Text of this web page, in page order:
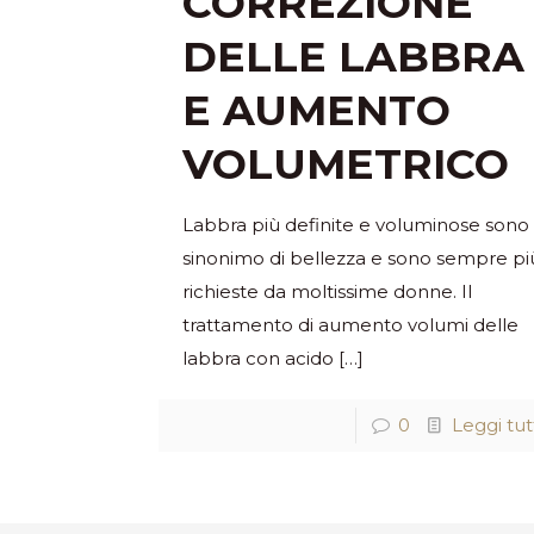
DELLE LABBRA
E AUMENTO
VOLUMETRICO
Labbra più definite e voluminose sono
sinonimo di bellezza e sono sempre
richieste da moltissime donne. Il
trattamento di aumento volumi delle
labbra con acido […]
0 Leggi